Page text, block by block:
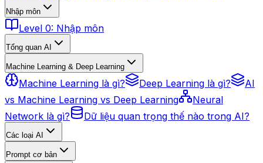
Nhập môn
Level 0: Nhập môn
Tổng quan AI
Machine Learning & Deep Learning
Machine Learning là gì? Deep Learning là gì?
AI
vs Machine Learning vs Deep Learning
Neural
Network là gì?
Dữ liệu quan trọng thế nào trong AI?
Các loại AI
Prompt cơ bản